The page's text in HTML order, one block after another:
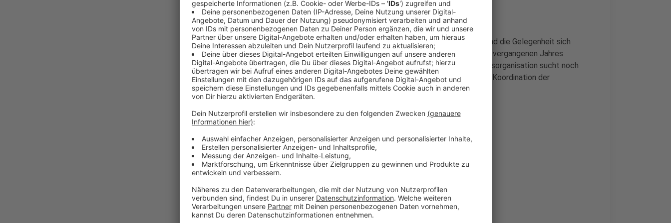
Anzeige
In Gesprächen miteinander sollen Betroffene neuen Mut finden und die Gelegenheit sich
auszutauschen. Jeder, der irgendwie von der Flutkatastrophe des vergangenen Jahres
betroffen ist, ist zu Kaffee und Gebäck willkommen. Aber die Hilfsorganisation sucht noch
Ehrenämtler. Unter anderem auch zwei Leitungen, die dann für die Koordination der
kommenden Veranstaltungen verantwortlich sind.
Kontakt: Fluthilfebüroleiterin Bettina Heuschkel
0214 20649224
Anzeige
Weitere Meldungen aus Leverkusen
Anzeige